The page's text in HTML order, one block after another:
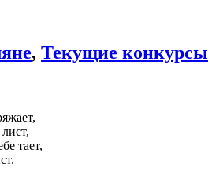
, Текущие конкурсы
тает,